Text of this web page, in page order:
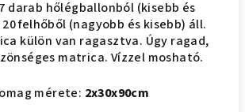
darab hőlégballonból (kisebb és
felhőből (nagyobb és kisebb) áll.
külön van ragasztva. Úgy ragad,
matrica. Vízzel mosható.
mérete: 2x30x90cm